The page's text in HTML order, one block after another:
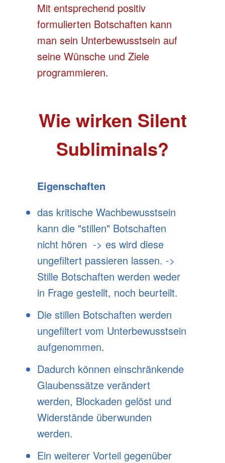
Mit entsprechend positiv
formulierten Botschaften kann
man sein Unterbewusstsein auf
seine Wünsche und Ziele
programmieren.
Wie wirken Silent
Subliminals?
Eigenschaften
das kritische Wachbewusstsein
kann die "stillen" Botschaften
nicht hören -> es wird diese
ungefiltert passieren lassen. ->
Stille Botschaften werden weder
in Frage gestellt, noch beurteilt.
Die stillen Botschaften werden
ungefiltert vom Unterbewusstsein
aufgenommen.
Dadurch können einschränkende
Glaubenssätze verändert
werden, Blockaden gelöst und
Widerstände überwunden
werden.
Ein weiterer Vorteil gegenüber